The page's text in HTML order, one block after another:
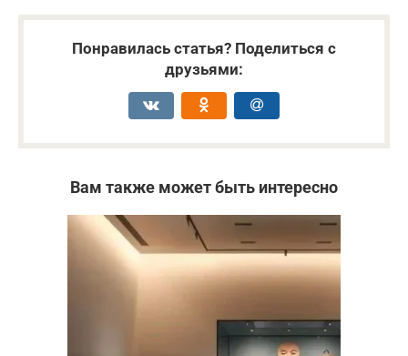
Понравилась статья? Поделиться с
друзьями:
Вам также может быть интересно